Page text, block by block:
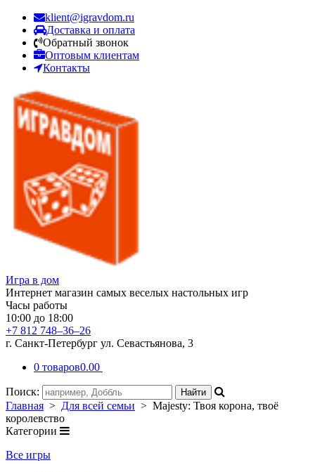
klient@igravdom.ru
Доставка и оплата
Обратный звонок
Оптовым клиентам
Контакты
Игра в дом
Интернет магазин самых веселых настольных игр
Часы работы
10:00 до 18:00
+7 812 748–36–26
г. Санкт-Петербург ул. Севастьянова, 3
0 товаров0.00
Поиск:
Главная > Для всей семьи > Majesty: Твоя корона, твоё
королевство
Категории
Все игры